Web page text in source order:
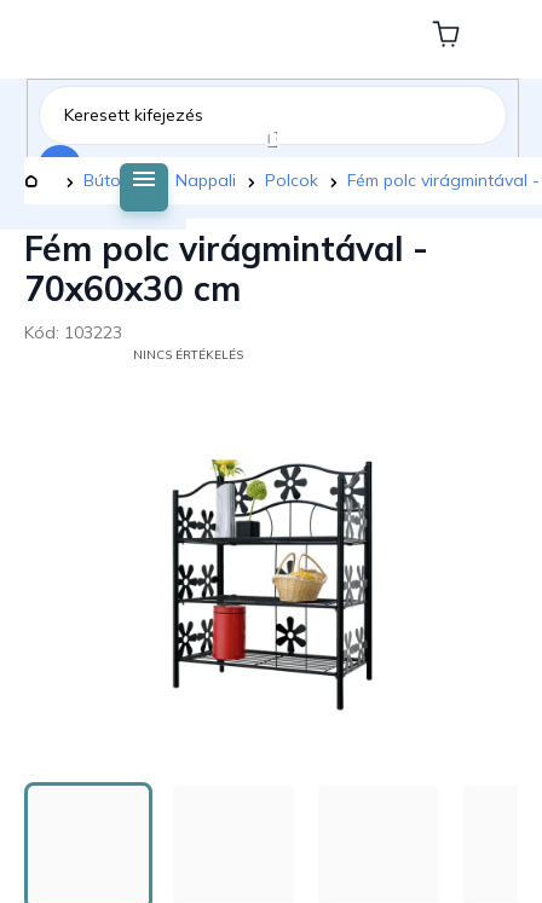
tartalomhoz
Kosár
Kezdőlap
Bútorok Nappali Polcok Fém polc virágmintával
Fém polc virágmintával -
70x60x30 cm
Kód: 103223
NINCS ÉRTÉKELÉS